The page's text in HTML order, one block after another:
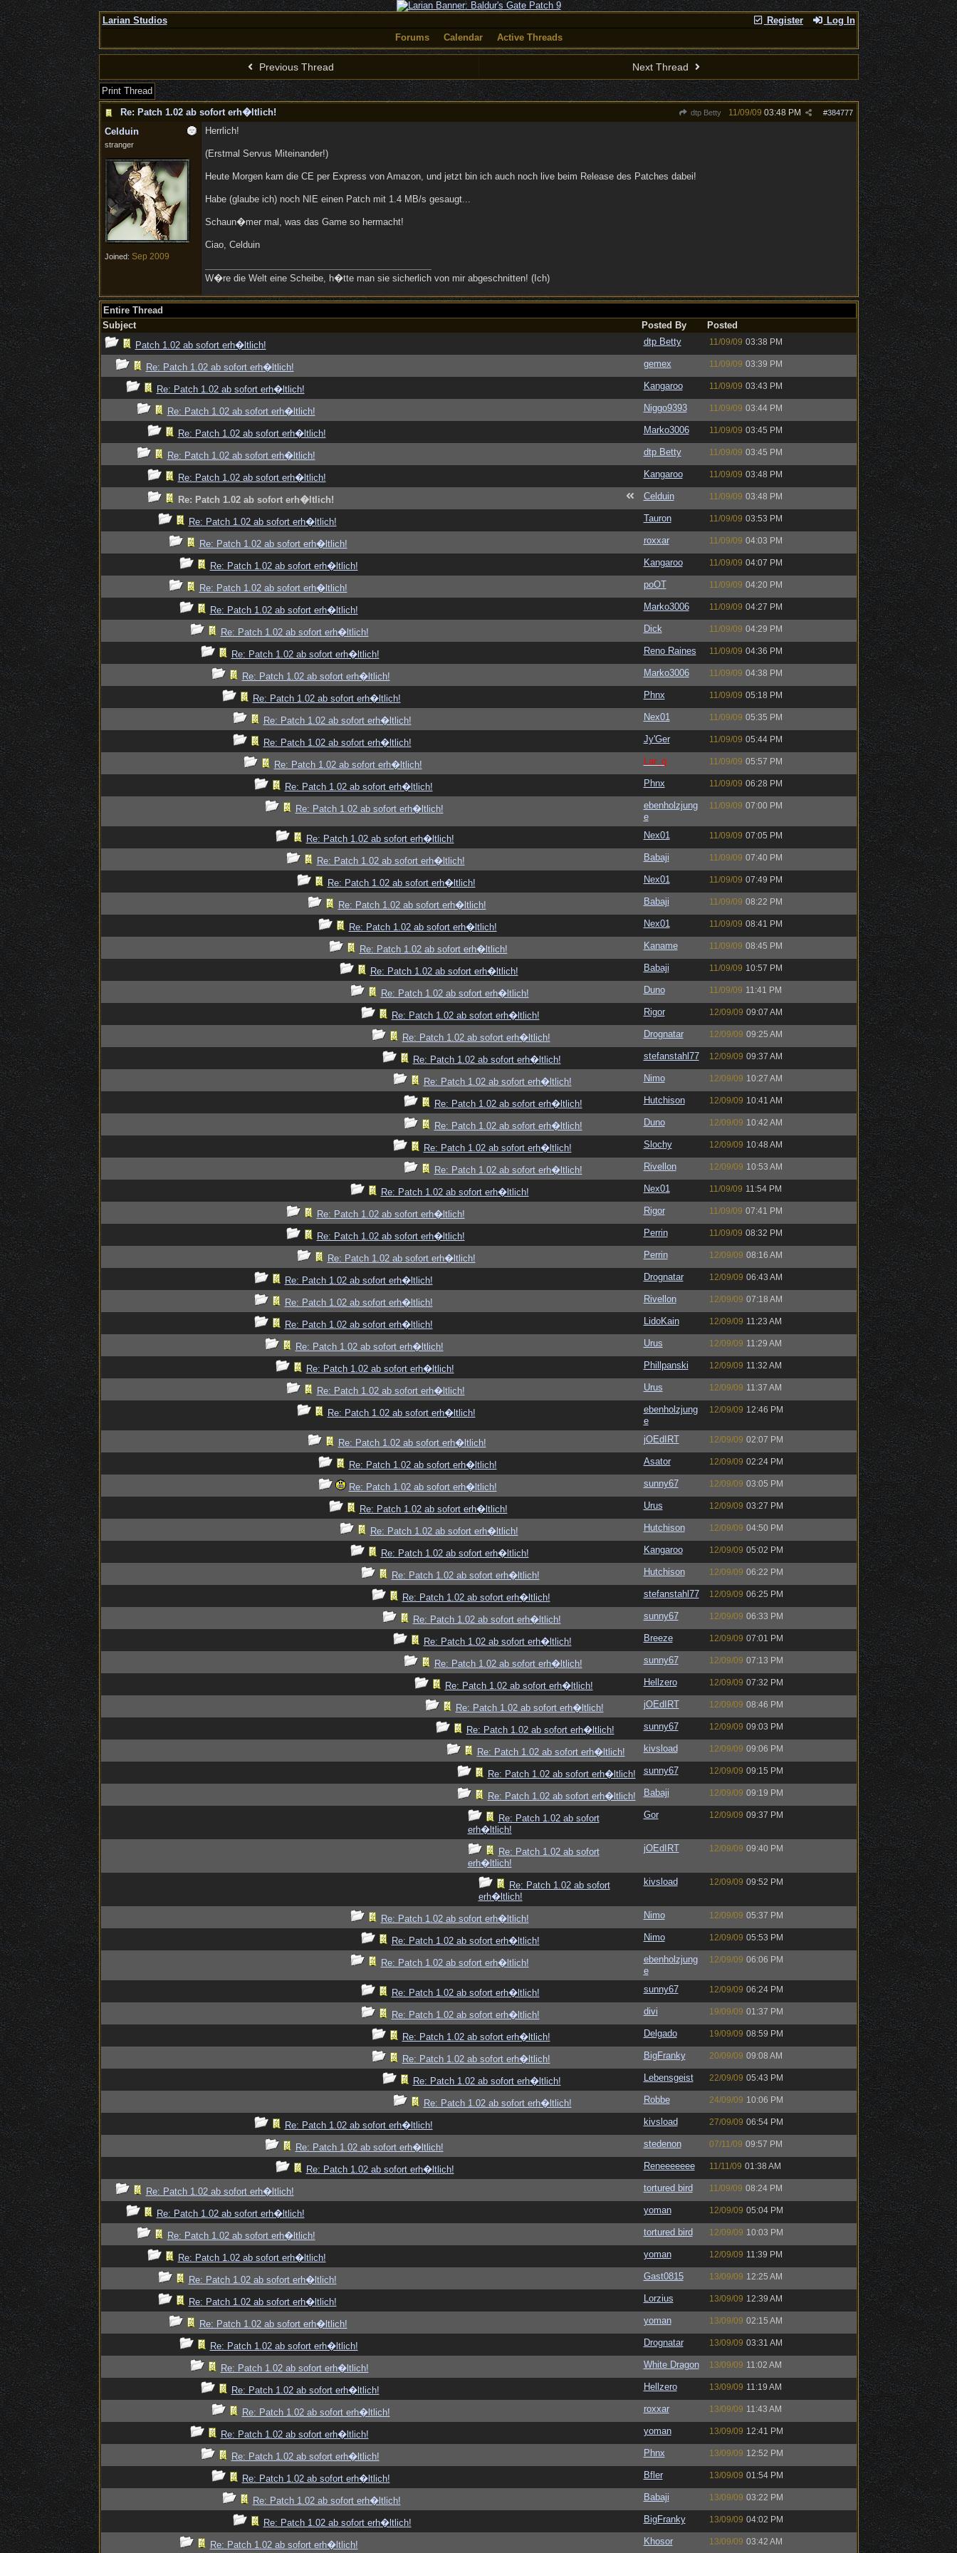
Register Log In
Larian Studios
Forums
Calendar Active Threads
Previous Thread Next Thread
Print Thread
Re: Patch 1.02 ab sofort erh�ltlich!
dtp Betty #384777
11/09/09 03:48 PM
Celduin
stranger
Joined: Sep 2009
Herrlich!
(Erstmal Servus Miteinander!)
Heute Morgen kam die CE per Express von Amazon, und jetzt bin ich auch noch live beim Release des Patches dabei!
Habe (glaube ich) noch NIE einen Patch mit 1.4 MB/s gesaugt...
Schaun�mer mal, was das Game so hermacht!
Ciao, Celduin
W�re die Welt eine Scheibe, h�tte man sie sicherlich von mir abgeschnitten! (Ich)
Entire Thread
Subject
Posted By
Posted
Patch 1.02 ab sofort erh�ltlich!
dtp Betty 11/09/09 03:38 PM
Re: Patch 1.02 ab sofort erh�ltlich! gemex 11/09/09 03:39 PM
Re: Patch 1.02 ab sofort erh�ltlich! Kangaroo 11/09/09 03:43 PM
Re: Patch 1.02 ab sofort erh�ltlich! Niggo9393 11/09/09 03:44 PM
Re: Patch 1.02 ab sofort erh�ltlich! Marko3006 11/09/09 03:45 PM
Re: Patch 1.02 ab sofort erh�ltlich! dtp Betty 11/09/09 03:45 PM
Re: Patch 1.02 ab sofort erh�ltlich! Kangaroo 11/09/09 03:48 PM
Re: Patch 1.02 ab sofort erh�ltlich! Celduin 11/09/09 03:48 PM
Re: Patch 1.02 ab sofort erh�ltlich! Tauron 11/09/09 03:53 PM
Re: Patch 1.02 ab sofort erh�ltlich! roxxar 11/09/09 04:03 PM
Re: Patch 1.02 ab sofort erh�ltlich! Kangaroo 11/09/09 04:07 PM
Re: Patch 1.02 ab sofort erh�ltlich! poOT 11/09/09 04:20 PM
Re: Patch 1.02 ab sofort erh�ltlich! Marko3006 11/09/09 04:27 PM
Re: Patch 1.02 ab sofort erh�ltlich! Dick 11/09/09 04:29 PM
Re: Patch 1.02 ab sofort erh�ltlich! Reno Raines 11/09/09 04:36 PM
Re: Patch 1.02 ab sofort erh�ltlich! Marko3006 11/09/09 04:38 PM
Re: Patch 1.02 ab sofort erh�ltlich! Phnx 11/09/09 05:18 PM
Re: Patch 1.02 ab sofort erh�ltlich! Nex01 11/09/09 05:35 PM
Re: Patch 1.02 ab sofort erh�ltlich! Jy'Ger 11/09/09 05:44 PM
Re: Patch 1.02 ab sofort erh�ltlich! Lar_q 11/09/09 05:57 PM
Re: Patch 1.02 ab sofort erh�ltlich! Phnx 11/09/09 06:28 PM
Re: Patch 1.02 ab sofort erh�ltlich!
ebenholzjung
e
11/09/09 07:00 PM
Re: Patch 1.02 ab sofort erh�ltlich! Nex01 11/09/09 07:05 PM
Re: Patch 1.02 ab sofort erh�ltlich! Babaji 11/09/09 07:40 PM
Re: Patch 1.02 ab sofort erh�ltlich! Nex01 11/09/09 07:49 PM
Re: Patch 1.02 ab sofort erh�ltlich! Babaji 11/09/09 08:22 PM
Re: Patch 1.02 ab sofort erh�ltlich! Nex01 11/09/09 08:41 PM
Re: Patch 1.02 ab sofort erh�ltlich! Kaname 11/09/09 08:45 PM
Re: Patch 1.02 ab sofort erh�ltlich! Babaji 11/09/09 10:57 PM
Re: Patch 1.02 ab sofort erh�ltlich! Duno 11/09/09 11:41 PM
Re: Patch 1.02 ab sofort erh�ltlich! Rigor 12/09/09 09:07 AM
Re: Patch 1.02 ab sofort erh�ltlich! Drognatar 12/09/09 09:25 AM
Re: Patch 1.02 ab sofort erh�ltlich! stefanstahl77 12/09/09 09:37 AM
Re: Patch 1.02 ab sofort erh�ltlich! Nimo 12/09/09 10:27 AM
Re: Patch 1.02 ab sofort erh�ltlich! Hutchison 12/09/09 10:41 AM
Re: Patch 1.02 ab sofort erh�ltlich! Duno 12/09/09 10:42 AM
Re: Patch 1.02 ab sofort erh�ltlich! Slochy 12/09/09 10:48 AM
Re: Patch 1.02 ab sofort erh�ltlich! Rivellon 12/09/09 10:53 AM
Re: Patch 1.02 ab sofort erh�ltlich! Nex01 11/09/09 11:54 PM
Re: Patch 1.02 ab sofort erh�ltlich! Rigor 11/09/09 07:41 PM
Re: Patch 1.02 ab sofort erh�ltlich! Perrin 11/09/09 08:32 PM
Re: Patch 1.02 ab sofort erh�ltlich! Perrin 12/09/09 08:16 AM
Re: Patch 1.02 ab sofort erh�ltlich! Drognatar 12/09/09 06:43 AM
Re: Patch 1.02 ab sofort erh�ltlich! Rivellon 12/09/09 07:18 AM
Re: Patch 1.02 ab sofort erh�ltlich! LidoKain 12/09/09 11:23 AM
Re: Patch 1.02 ab sofort erh�ltlich! Urus 12/09/09 11:29 AM
Re: Patch 1.02 ab sofort erh�ltlich! Phillpanski 12/09/09 11:32 AM
Re: Patch 1.02 ab sofort erh�ltlich! Urus 12/09/09 11:37 AM
Re: Patch 1.02 ab sofort erh�ltlich!
ebenholzjung
e
12/09/09 12:46 PM
Re: Patch 1.02 ab sofort erh�ltlich! jOEdIRT 12/09/09 02:07 PM
Re: Patch 1.02 ab sofort erh�ltlich! Asator 12/09/09 02:24 PM
Re: Patch 1.02 ab sofort erh�ltlich! sunny67 12/09/09 03:05 PM
Re: Patch 1.02 ab sofort erh�ltlich! Urus 12/09/09 03:27 PM
Re: Patch 1.02 ab sofort erh�ltlich! Hutchison 12/09/09 04:50 PM
Re: Patch 1.02 ab sofort erh�ltlich! Kangaroo 12/09/09 05:02 PM
Re: Patch 1.02 ab sofort erh�ltlich! Hutchison 12/09/09 06:22 PM
Re: Patch 1.02 ab sofort erh�ltlich! stefanstahl77 12/09/09 06:25 PM
Re: Patch 1.02 ab sofort erh�ltlich! sunny67 12/09/09 06:33 PM
Re: Patch 1.02 ab sofort erh�ltlich! Breeze 12/09/09 07:01 PM
Re: Patch 1.02 ab sofort erh�ltlich! sunny67 12/09/09 07:13 PM
Re: Patch 1.02 ab sofort erh�ltlich! Hellzero 12/09/09 07:32 PM
Re: Patch 1.02 ab sofort erh�ltlich! jOEdIRT 12/09/09 08:46 PM
Re: Patch 1.02 ab sofort erh�ltlich! sunny67 12/09/09 09:03 PM
Re: Patch 1.02 ab sofort erh�ltlich! kivsload 12/09/09 09:06 PM
Re: Patch 1.02 ab sofort erh�ltlich! sunny67 12/09/09 09:15 PM
Re: Patch 1.02 ab sofort erh�ltlich! Babaji 12/09/09 09:19 PM
Re: Patch 1.02 ab sofort
erh�ltlich!
Gor 12/09/09 09:37 PM
Re: Patch 1.02 ab sofort
erh�ltlich!
jOEdIRT 12/09/09 09:40 PM
Re: Patch 1.02 ab sofort
erh�ltlich!
kivsload 12/09/09 09:52 PM
Re: Patch 1.02 ab sofort erh�ltlich! Nimo 12/09/09 05:37 PM
Re: Patch 1.02 ab sofort erh�ltlich! Nimo 12/09/09 05:53 PM
Re: Patch 1.02 ab sofort erh�ltlich!
ebenholzjung
e
12/09/09 06:06 PM
Re: Patch 1.02 ab sofort erh�ltlich! sunny67 12/09/09 06:24 PM
Re: Patch 1.02 ab sofort erh�ltlich! divi 19/09/09 01:37 PM
Re: Patch 1.02 ab sofort erh�ltlich! Delgado 19/09/09 08:59 PM
Re: Patch 1.02 ab sofort erh�ltlich! BigFranky 20/09/09 09:08 AM
Re: Patch 1.02 ab sofort erh�ltlich! Lebensgeist 22/09/09 05:43 PM
Re: Patch 1.02 ab sofort erh�ltlich! Robbe 24/09/09 10:06 PM
Re: Patch 1.02 ab sofort erh�ltlich! kivsload 27/09/09 06:54 PM
Re: Patch 1.02 ab sofort erh�ltlich! stedenon 07/11/09 09:57 PM
Re: Patch 1.02 ab sofort erh�ltlich! Reneeeeeee 11/11/09 01:38 AM
Re: Patch 1.02 ab sofort erh�ltlich! tortured bird 11/09/09 08:24 PM
Re: Patch 1.02 ab sofort erh�ltlich! yoman 12/09/09 05:04 PM
Re: Patch 1.02 ab sofort erh�ltlich! tortured bird 12/09/09 10:03 PM
Re: Patch 1.02 ab sofort erh�ltlich! yoman 12/09/09 11:39 PM
Re: Patch 1.02 ab sofort erh�ltlich! Gast0815 13/09/09 12:25 AM
Re: Patch 1.02 ab sofort erh�ltlich! Lorzius 13/09/09 12:39 AM
Re: Patch 1.02 ab sofort erh�ltlich! yoman 13/09/09 02:15 AM
Re: Patch 1.02 ab sofort erh�ltlich! Drognatar 13/09/09 03:31 AM
Re: Patch 1.02 ab sofort erh�ltlich! White Dragon 13/09/09 11:02 AM
Re: Patch 1.02 ab sofort erh�ltlich! Hellzero 13/09/09 11:19 AM
Re: Patch 1.02 ab sofort erh�ltlich! roxxar 13/09/09 11:43 AM
Re: Patch 1.02 ab sofort erh�ltlich! yoman 13/09/09 12:41 PM
Re: Patch 1.02 ab sofort erh�ltlich! Phnx 13/09/09 12:52 PM
Re: Patch 1.02 ab sofort erh�ltlich! Bfler 13/09/09 01:54 PM
Re: Patch 1.02 ab sofort erh�ltlich! Babaji 13/09/09 03:22 PM
Re: Patch 1.02 ab sofort erh�ltlich! BigFranky 13/09/09 04:02 PM
Re: Patch 1.02 ab sofort erh�ltlich! Khosor 13/09/09 03:42 AM